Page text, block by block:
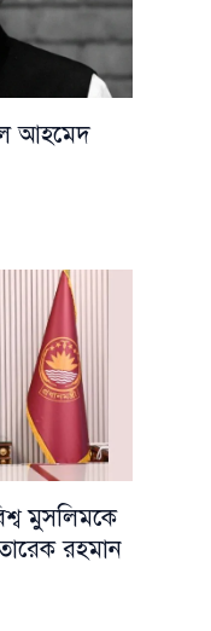
আহমেদ
মুসলিমকে
তারেক রহমান